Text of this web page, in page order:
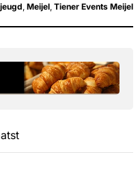
jeugd Meijel Tiener Events Meijel